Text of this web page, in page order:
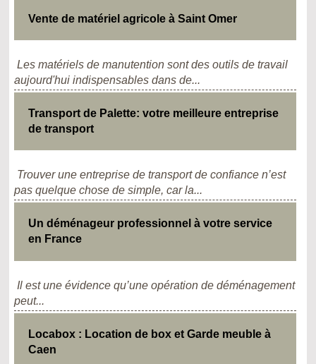
Vente de matériel agricole à Saint Omer
Les matériels de manutention sont des outils de travail
aujourd'hui indispensables dans de...
Transport de Palette: votre meilleure entreprise
de transport
Trouver une entreprise de transport de confiance n’est
pas quelque chose de simple, car la...
Un déménageur professionnel à votre service
en France
Il est une évidence qu’une opération de déménagement
peut...
Locabox : Location de box et Garde meuble à
Caen